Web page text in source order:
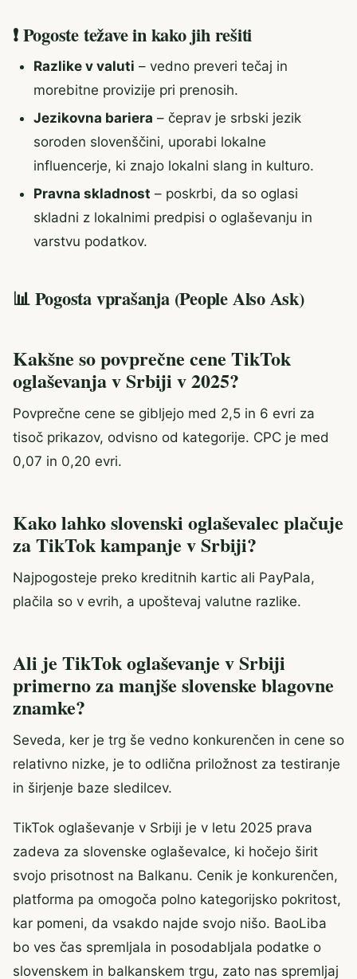
❗ Pogoste težave in kako jih rešiti
Razlike v valuti – vedno preveri tečaj in
morebitne provizije pri prenosih.
Jezikovna bariera – čeprav je srbski jezik
soroden slovenščini, uporabi lokalne
influencerje, ki znajo lokalni slang in kulturo.
Pravna skladnost – poskrbi, da so oglasi
skladni z lokalnimi predpisi o oglaševanju in
varstvu podatkov.
📊 Pogosta vprašanja (People Also Ask)
Kakšne so povprečne cene TikTok
oglaševanja v Srbiji v 2025?
Povprečne cene se gibljejo med 2,5 in 6 evri za
tisoč prikazov, odvisno od kategorije. CPC je med
0,07 in 0,20 evri.
Kako lahko slovenski oglaševalec plačuje
za TikTok kampanje v Srbiji?
Najpogosteje preko kreditnih kartic ali PayPala,
plačila so v evrih, a upoštevaj valutne razlike.
Ali je TikTok oglaševanje v Srbiji
primerno za manjše slovenske blagovne
znamke?
Seveda, ker je trg še vedno konkurenčen in cene so
relativno nizke, je to odlična priložnost za testiranje
in širjenje baze sledilcev.
TikTok oglaševanje v Srbiji je v letu 2025 prava
zadeva za slovenske oglaševalce, ki hočejo širit
svojo prisotnost na Balkanu. Cenik je konkurenčen,
platforma pa omogoča polno kategorijsko pokritost,
kar pomeni, da vsakdo najde svojo nišo. BaoLiba
bo ves čas spremljala in posodabljala podatke o
slovenskem in balkanskem trgu, zato nas spremljaj